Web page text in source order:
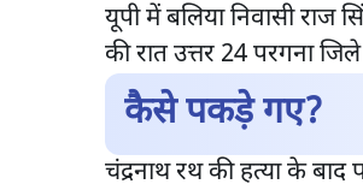
यूपी में बलिया निवासी राज
की रात उत्तर 24 परगना
कैसे पकड़े गए?
चंद्रनाथ रथ की हत्या के